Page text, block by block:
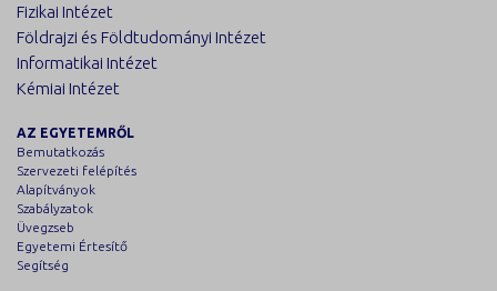
Fizikai Intézet
Földrajzi és Földtudományi Intézet
Informatikai Intézet
Kémiai Intézet
AZ EGYETEMRŐL
Bemutatkozás
Szervezeti felépítés
Alapítványok
Szabályzatok
Üvegzseb
Egyetemi Értesítő
Segítség